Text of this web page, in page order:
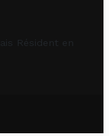
Résident en